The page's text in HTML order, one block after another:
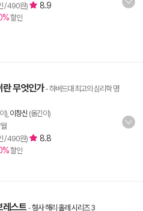
/ 490원) 8.9
할인
무엇인가- 하버드대 최고의 심리학 명
), 이창신 (옮긴이)
/ 490원) 8.8
할인
레스트-형사 해리 홀레 시리즈 3